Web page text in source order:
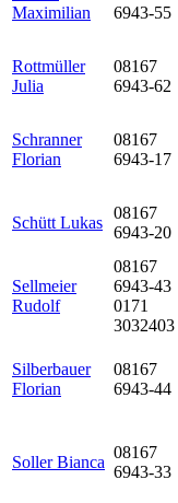
Maximilian
6943-55
Rottmüller
Julia
08167
6943-62
Schranner
Florian
08167
6943-17
Schütt Lukas
08167
6943-20
Sellmeier
Rudolf
08167
6943-43
0171
3032403
Silberbauer
Florian
08167
6943-44
Soller Bianca
08167
6943-33